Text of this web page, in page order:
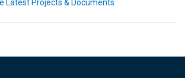
Latest Projects & Documents